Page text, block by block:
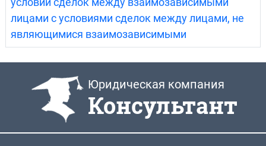
лицами с условиями сделок между лицами, не
являющимися взаимозависимыми
Юридическая компания
Консультант